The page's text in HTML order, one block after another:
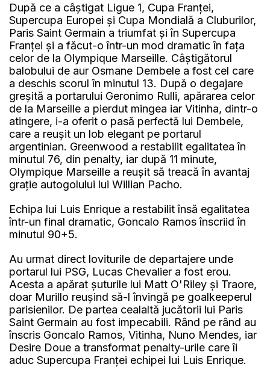
După ce a câștigat Ligue 1, Cupa Franței,
Supercupa Europei și Cupa Mondială a Cluburilor,
Paris Saint Germain a triumfat și în Supercupa
Franței și a făcut-o într-un mod dramatic în fața
celor de la Olympique Marseille. Câștigătorul
balobului de aur Osmane Dembele a fost cel care
a deschis scorul în minutul 13. După o degajare
greșită a portarului Geronimo Rulli, apărarea celor
de la Marseille a pierdut mingea iar Vitinha, dintr-o
atingere, i-a oferit o pasă perfectă lui Dembele,
care a reușit un lob elegant pe portarul
argentinian. Greenwood a restabilit egalitatea în
minutul 76, din penalty, iar după 11 minute,
Olympique Marseille a reușit să treacă în avantaj
grație autogolului lui Willian Pacho.
Echipa lui Luis Enrique a restabilit însă egalitatea
într-un final dramatic, Goncalo Ramos înscriid în
minutul 90+5.
Au urmat direct loviturile de departajere unde
portarul lui PSG, Lucas Chevalier a fost erou.
Acesta a apărat șuturile lui Matt O'Riley și Traore,
doar Murillo reușind să-l învingă pe goalkeeperul
parisienilor. De partea cealaltă jucătorii lui Paris
Saint Germain au fost impecabili. Rând pe rând au
înscris Goncalo Ramos, Vitinha, Nuno Mendes, iar
Desire Doue a transformat penalty-urile care îi
aduc Supercupa Franței echipei lui Luis Enrique.